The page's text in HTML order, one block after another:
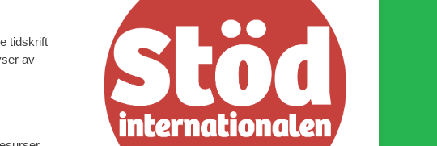
tidskrift
av